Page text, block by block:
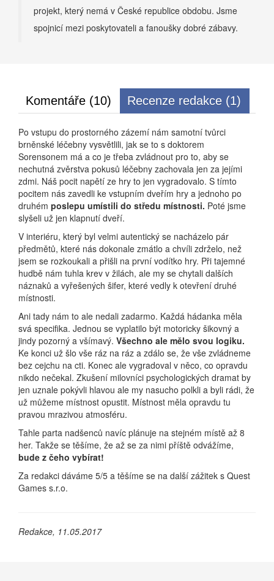
projekt, který nemá v České republice obdobu. Jsme
spojnicí mezi poskytovateli a fanoušky dobré zábavy.
Komentáře (10) Recenze redakce (1)
Po vstupu do prostorného zázemí nám samotní tvůrci
brněnské léčebny vysvětlili, jak se to s doktorem
Sorensonem má a co je třeba zvládnout pro to, aby se
nechutná zvěrstva pokusů léčebny zachovala jen za jejími
zdmi. Náš pocit napětí ze hry to jen vygradovalo. S tímto
pocitem nás zavedli ke vstupním dveřím hry a jednoho po
druhém poslepu umístili do středu místnosti. Poté jsme
slyšeli už jen klapnutí dveří.
V interiéru, který byl velmi autentický se nacházelo pár
předmětů, které nás dokonale zmátlo a chvíli zdrželo, než
jsem se rozkoukali a přišli na první vodítko hry. Při tajemné
hudbě nám tuhla krev v žilách, ale my se chytali dalších
náznaků a vyřešených šifer, které vedly k otevření druhé
místnosti.
Ani tady nám to ale nedali zadarmo. Každá hádanka měla
svá specifika. Jednou se vyplatilo být motoricky šikovný a
jindy pozorný a všímavý. Všechno ale mělo svou logiku.
Ke konci už šlo vše ráz na ráz a zdálo se, že vše zvládneme
bez cejchu na cti. Konec ale vygradoval v něco, co opravdu
nikdo nečekal. Zkušení milovníci psychologických dramat by
jen uznale pokývli hlavou ale my nasucho polkli a byli rádi, že
už můžeme místnost opustit. Místnost měla opravdu tu
pravou mrazivou atmosféru.
Tahle parta nadšenců navíc plánuje na stejném místě až 8
her. Takže se těšíme, že až se za nimi příště odvážíme,
bude z čeho vybírat!
Za redakci dáváme 5/5 a těšíme se na další zážitek s Quest
Games s.r.o.
Redakce, 11.05.2017